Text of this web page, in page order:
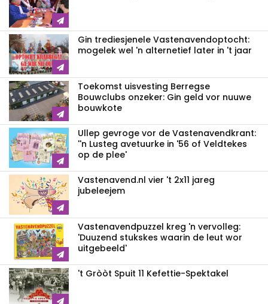
Gin trediesjenele Vastenavend­optocht:
mogelek wel 'n alternetief later in 't jaar
Toekomst uisvesting Berregse
Bouwclubs onzeker: Gin geld vor nuuwe
bouwkote
Ullep gevroge vor de Vastenavend­krant:
''n Lusteg avetuurke in '56 of Veldtekes
op de plee'
Vastenavend.nl vier 't 2x11 jareg
jubeleejem
Vastenavendpuzzel kreg 'n vervolleg:
'Duuzend stukskes waarin de leut wor
uitgebeeld'
't Gròòt Spuit 11 Kefettie-Spektakel